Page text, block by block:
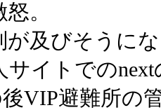
。
が及びそうに
サイトでの
VIP避難所の